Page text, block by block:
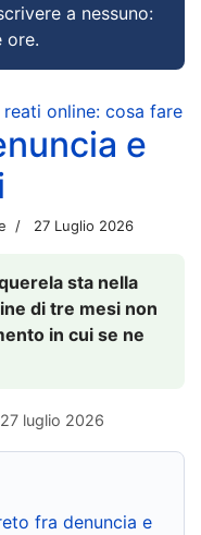
a nessuno:
ore.
online: cosa fare
e
27 Luglio 2026
sta nella
di tre mesi non
in cui se ne
27 luglio 2026
fra denuncia e